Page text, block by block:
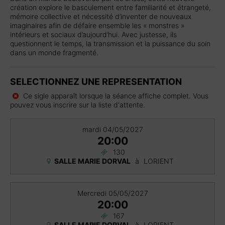
création explore le basculement entre familiarité et étrangeté,
mémoire collective et nécessité d’inventer de nouveaux
imaginaires afin de défaire ensemble les « monstres »
intérieurs et sociaux d’aujourd’hui. Avec justesse, ils
questionnent le temps, la transmission et la puissance du soin
dans un monde fragmenté.
SELECTIONNEZ UNE REPRESENTATION
Ce sigle apparaît lorsque la séance affiche complet. Vous
pouvez vous inscrire sur la liste d'attente.
mardi 04/05/2027
20:00
130
SALLE MARIE DORVAL
à LORIENT
Mercredi 05/05/2027
20:00
167